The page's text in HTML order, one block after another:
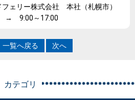
ェリー株式会社 本社（札幌市）
→ 9:00～17:00
一覧へ戻る 次へ
カテゴリ